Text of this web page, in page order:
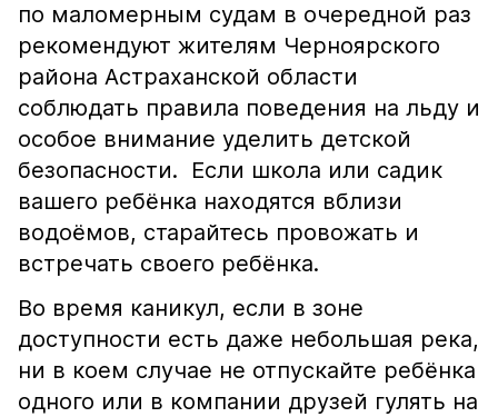
по маломерным судам в очередной раз
рекомендуют жителям Черноярского
района Астраханской области
соблюдать правила поведения на льду и
особое внимание уделить детской
безопасности. Если школа или садик
вашего ребёнка находятся вблизи
водоёмов, старайтесь провожать и
встречать своего ребёнка.
Во время каникул, если в зоне
доступности есть даже небольшая река,
ни в коем случае не отпускайте ребёнка
одного или в компании друзей гулять на